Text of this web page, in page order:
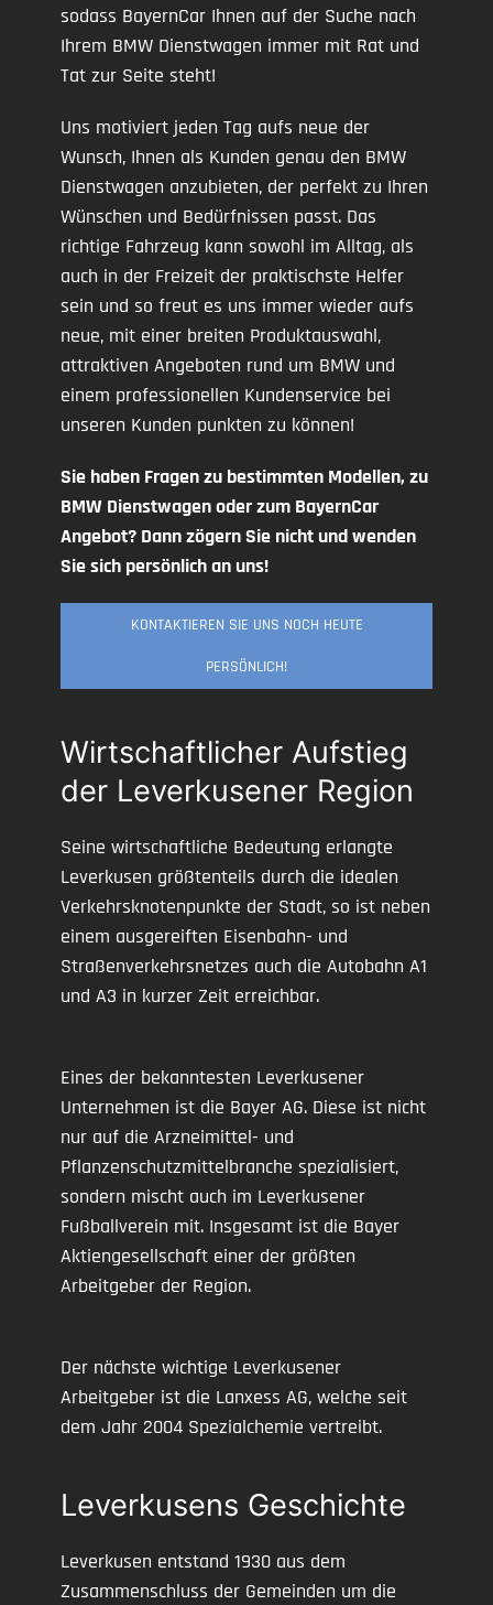
sodass BayernCar Ihnen auf der Suche nach
Ihrem BMW Dienstwagen immer mit Rat und
Tat zur Seite steht!
Uns motiviert jeden Tag aufs neue der
Wunsch, Ihnen als Kunden genau den BMW
Dienstwagen anzubieten, der perfekt zu Ihren
Wünschen und Bedürfnissen passt. Das
richtige Fahrzeug kann sowohl im Alltag, als
auch in der Freizeit der praktischste Helfer
sein und so freut es uns immer wieder aufs
neue, mit einer breiten Produktauswahl,
attraktiven Angeboten rund um BMW und
einem professionellen Kundenservice bei
unseren Kunden punkten zu können!
Sie haben Fragen zu bestimmten Modellen, zu
BMW Dienstwagen oder zum BayernCar
Angebot? Dann zögern Sie nicht und wenden
Sie sich persönlich an uns!
KONTAKTIEREN SIE UNS NOCH HEUTE
PERSÖNLICH!
Wirtschaftlicher Aufstieg
der Leverkusener Region
Seine wirtschaftliche Bedeutung erlangte
Leverkusen größtenteils durch die idealen
Verkehrsknotenpunkte der Stadt, so ist neben
einem ausgereiften Eisenbahn- und
Straßenverkehrsnetzes auch die Autobahn A1
und A3 in kurzer Zeit erreichbar.
Eines der bekanntesten Leverkusener
Unternehmen ist die Bayer AG. Diese ist nicht
nur auf die Arzneimittel- und
Pflanzenschutzmittelbranche spezialisiert,
sondern mischt auch im Leverkusener
Fußballverein mit. Insgesamt ist die Bayer
Aktiengesellschaft einer der größten
Arbeitgeber der Region.
Der nächste wichtige Leverkusener
Arbeitgeber ist die Lanxess AG, welche seit
dem Jahr 2004 Spezialchemie vertreibt.
Leverkusens Geschichte
Leverkusen entstand 1930 aus dem
Zusammenschluss der Gemeinden um die